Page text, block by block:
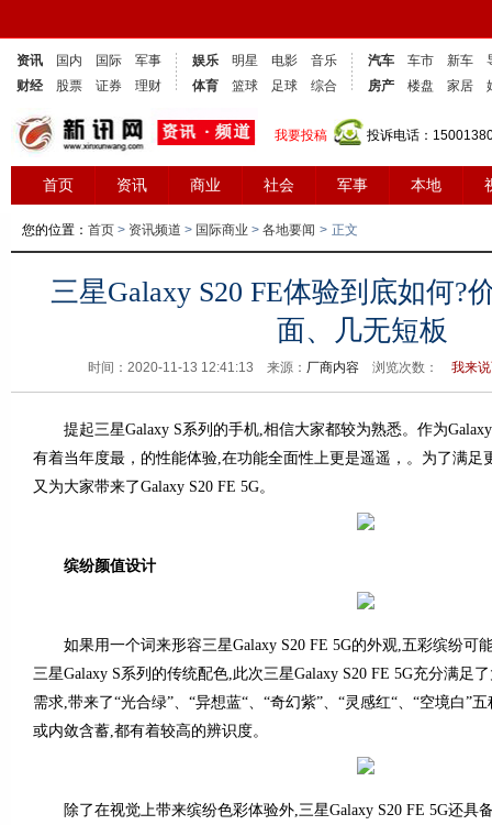
资讯 国内 国际
军事
财经
股票 证券 理财
娱乐 明星 电影
音乐
体育
篮球 足球 综合
汽车 车市 新车
房产
楼盘 家居
我要投稿 投诉电话：
首页 资讯 商业 社会 军事 本地
您的位置： 首页 > 资讯频道 > 国际商业 > 各地要闻 > 正文
三星Galaxy S20 FE体验到底如何?
面、几无短板
时间：2020-11-13 12:41:13 来源： 厂商内容 浏览次数： 我来
提起三星Galaxy S系列的手机,相信大家都较为熟悉。作为
有着当年度最，的性能体验,在功能全面性上更是遥遥，。为了满足
又为大家带来了Galaxy S20 FE 5G。
缤纷颜值设计
如果用一个词来形容三星Galaxy S20 FE 5G的外观,五彩缤纷可
三星Galaxy S系列的传统配色,此次三星Galaxy S20 FE 5G充分满足
需求,带来了“光合绿”、“异想蓝“、“奇幻紫”、“灵感红“、“空境白”
或内敛含蓄,都有着较高的辨识度。
除了在视觉上带来缤纷色彩体验外,三星Galaxy S20 FE 5G还具